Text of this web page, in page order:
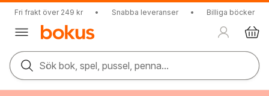
Fri frakt över 249 kr • Snabba leveranser • Billiga böcker
Sök bok, spel, pussel, penna...